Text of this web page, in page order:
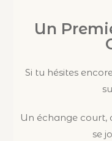
Un
Si tu hésites
Un échange court,
se